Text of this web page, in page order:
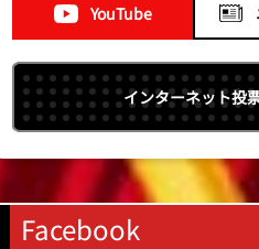
YouTube
インターネット投
Facebook